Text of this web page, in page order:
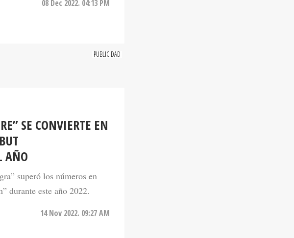
08 Dec 2022. 04:13 PM
SE CONVIERTE EN
superó los números en
durante este año 2022.
14 Nov 2022. 09:27 AM